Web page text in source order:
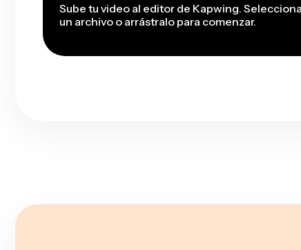
Sube tu video al editor de Kapwing. Selecciona
un archivo o arrástralo para comenzar.